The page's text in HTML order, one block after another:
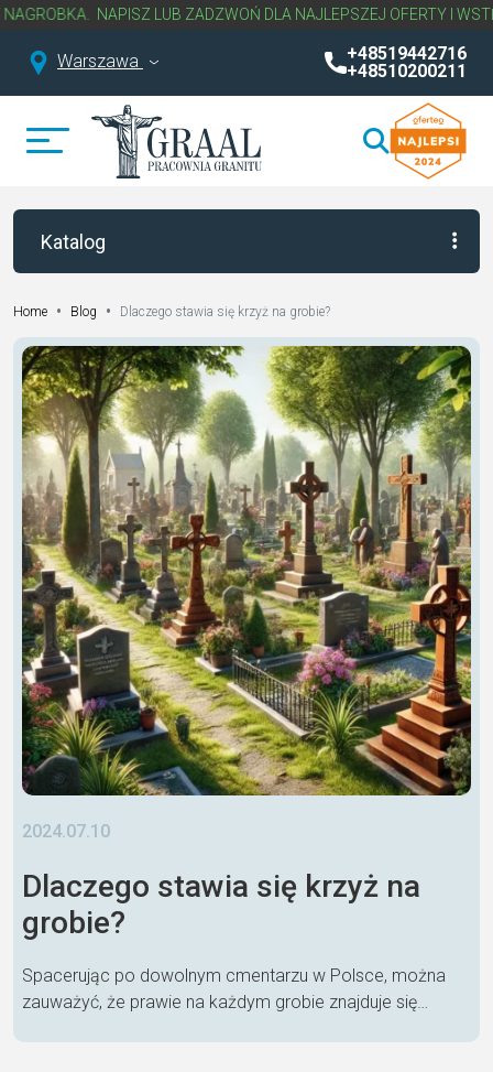
NAPISZ LUB ZADZWOŃ DLA NAJLEPSZEJ OFERTY I
Warszawa
+48519442716
+48510200211
Katalog
Home • Blog • Dlaczego stawia się krzyż na grobie?
2024.07.10
Dlaczego stawia się krzyż na
grobie?
Spacerując po dowolnym cmentarzu w Polsce, można
zauważyć, że prawie na każdym grobie znajduje się…